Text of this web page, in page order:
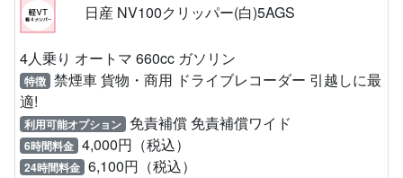
日産 NV100クリッパー(白)5AGS
4人乗り オートマ 660cc ガソリン
特徴 禁煙車 貨物・商用 ドライブレコーダー 引越しに最
適!
利用可能オプション 免責補償 免責補償ワイド
6時間料金 4,000円（税込）
24時間料金 6,100円（税込）